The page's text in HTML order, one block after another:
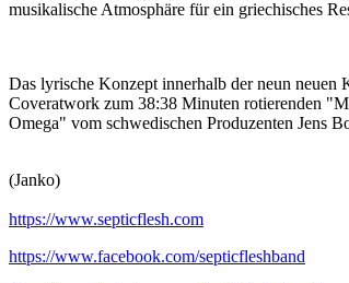
musikalische Atmosphäre für ein griechisches
Das lyrische Konzept innerhalb der neun
Coveratwork zum 38:38 Minuten rotierenden
Omega" vom schwedischen Produzenten Jens
(Janko)
https://www.septicflesh.com
https://www.facebook.com/septicfleshband